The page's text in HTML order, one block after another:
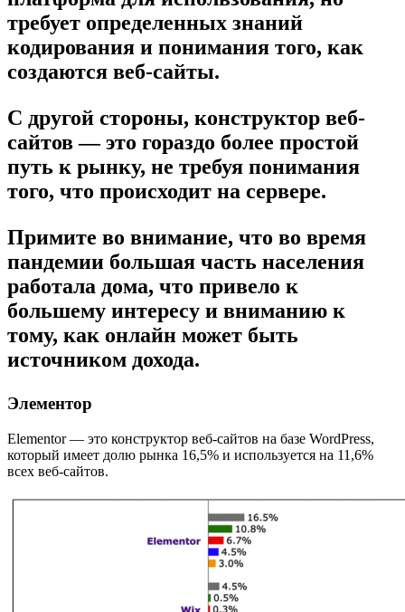
требует определенных знаний
кодирования и понимания того, как
создаются веб-сайты.
С другой стороны, конструктор веб-
сайтов — это гораздо более простой
путь к рынку, не требуя понимания
того, что происходит на сервере.
Примите во внимание, что во время
пандемии большая часть населения
работала дома, что привело к
большему интересу и вниманию к
тому, как онлайн может быть
источником дохода.
Элементор
Elementor — это конструктор веб-сайтов на базе WordPress,
который имеет долю рынка 16,5% и используется на 11,6%
всех веб-сайтов.